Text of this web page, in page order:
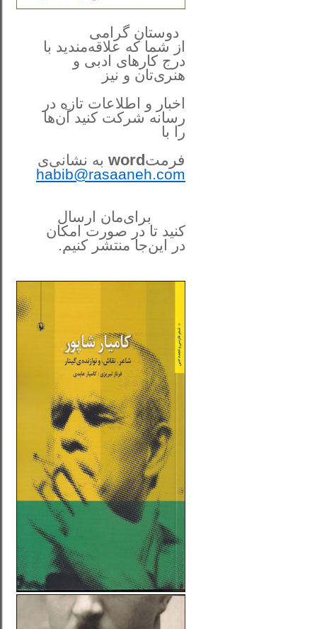
دوستان گرامی
از شما که علاقه‌مندید با
درج کارهای‌ ادبی و
هنری‌تان و نیز
اخبار و اطلاعات تازه در
رسانه شرکت کنید آن‌ها
را با
فرمتword به نشانی‌ی
habib@rasaaneh.com
برای‌مان ارسال
کنید تا در صورت امکان
در این‌جامنتشر کنیم.